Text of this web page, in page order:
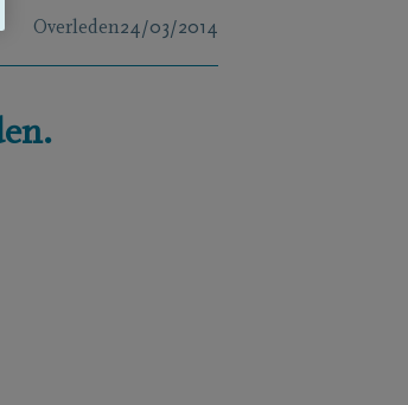
Overleden24/03/2014